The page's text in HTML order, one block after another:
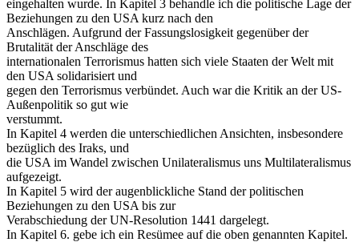
eingehalten wurde. In Kapitel 3 behandle ich die politische Lage der
Beziehungen zu den USA kurz nach den
Anschlägen. Aufgrund der Fassungslosigkeit gegenüber der
Brutalität der Anschläge des
internationalen Terrorismus hatten sich viele Staaten der Welt mit
den USA solidarisiert und
gegen den Terrorismus verbündet. Auch war die Kritik an der US-
Außenpolitik so gut wie
verstummt.
In Kapitel 4 werden die unterschiedlichen Ansichten, insbesondere
bezüglich des Iraks, und
die USA im Wandel zwischen Unilateralismus uns Multilateralismus
aufgezeigt.
In Kapitel 5 wird der augenblickliche Stand der politischen
Beziehungen zu den USA bis zur
Verabschiedung der UN-Resolution 1441 dargelegt.
In Kapitel 6. gebe ich ein Resümee auf die oben genannten Kapitel.